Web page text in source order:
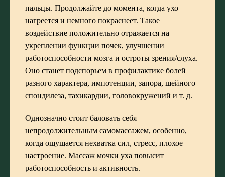
пальцы. Продолжайте до момента, когда ухо
нагреется и немного покраснеет. Такое
воздействие положительно отражается на
укреплении функции почек, улучшении
работоспособности мозга и остроты зрения/слуха.
Оно станет подспорьем в профилактике болей
разного характера, импотенции, запора, шейного
спондилеза, тахикардии, головокружений и т. д.
Однозначно стоит баловать себя
непродолжительным самомассажем, особенно,
когда ощущается нехватка сил, стресс, плохое
настроение. Массаж мочки уха повысит
работоспособность и активность.